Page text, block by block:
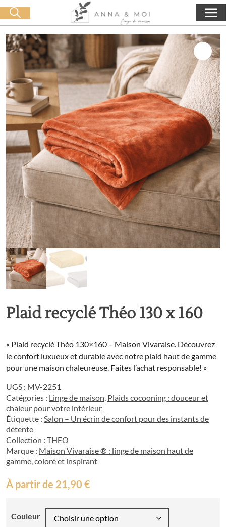
Livraison offerte dès 60€ d'achat 0,00€
Lancer la recherche
Plaid recyclé Théo 130 x 160
« Plaid recyclé Théo 130×160 – Maison Vivaraise. Découvrez
le confort luxueux et durable avec notre plaid haut de gamme
pour une maison chaleureuse. Faites l’achat responsable! »
UGS : MV-2251
Catégories : Linge de maison, Plaids cocooning : douceur et
chaleur pour votre intérieur
Étiquette : Salon – Un écrin de confort pour des instants de
détente
Collection : THEO
Marque : Maison Vivaraise ® : linge de maison haut de
gamme, coloré et inspirant
À partir de 21,90 €
Couleur